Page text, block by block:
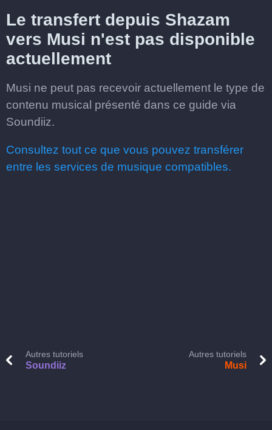
Le transfert depuis Shazam
vers Musi n'est pas disponible
actuellement
Musi ne peut pas recevoir actuellement le type de
contenu musical présenté dans ce guide via
Soundiiz.
Consultez tout ce que vous pouvez transférer
entre les services de musique compatibles.
Autres tutoriels
Soundiiz
Autres tutoriels
Musi